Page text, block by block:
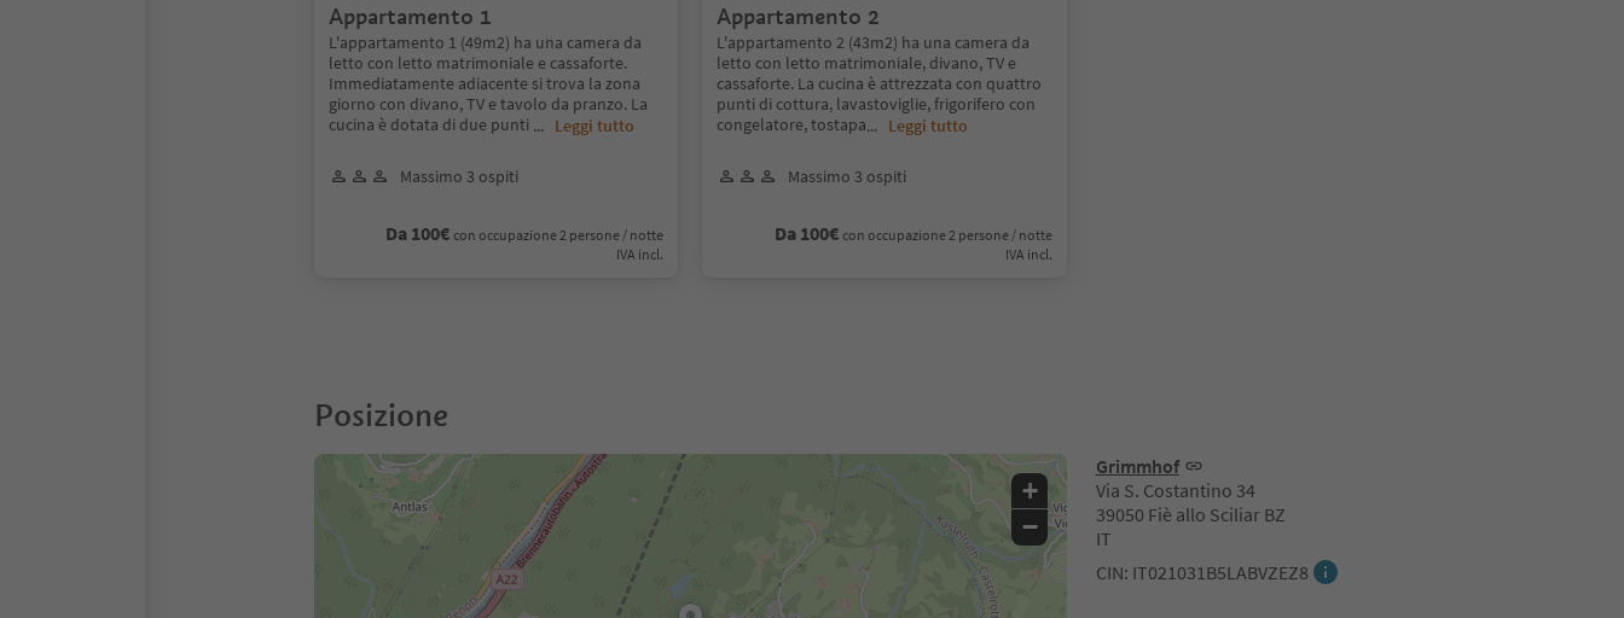
Appartamento 1
L'appartamento 1 (49m2) ha una camera da
letto con letto matrimoniale e cassaforte.
Immediatamente adiacente si trova la zona
giorno con divano, TV e tavolo da pranzo. La
cucina è dotata di due punti ... Leggi tutto
Massimo 3 ospiti
Da 100€ con occupazione 2 persone / notte
IVA incl.
Appartamento 2
L'appartamento 2 (43m2) ha una camera da
letto con letto matrimoniale, divano, TV e
cassaforte. La cucina è attrezzata con quattro
punti di cottura, lavastoviglie, frigorifero con
congelatore, tostapa... Leggi tutto
Massimo 3 ospiti
Da 100€ con occupazione 2 persone / notte
IVA incl.
Posizione
Grimmhof
Via S. Costantino 34
39050 Fiè allo Sciliar BZ
IT
CIN: IT021031B5LABVZEZ8
+
−